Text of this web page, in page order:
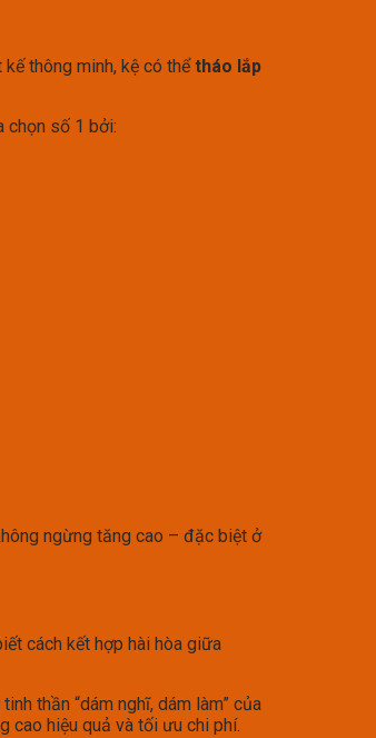
thông minh, kệ có thểtháo lắp
chọn số 1 bởi:
ngừng tăng cao – đặc biệt ở
cách kết hợp hài hòa giữa
thần “dám nghĩ, dám làm” của
cao hiệu quả và tối ưu chi phí.